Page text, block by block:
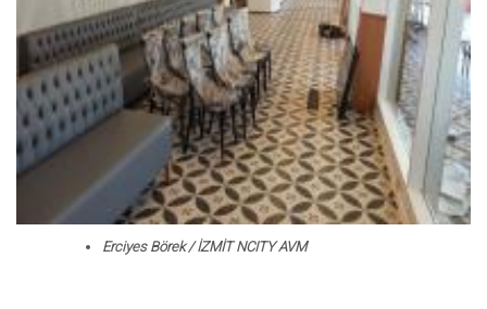
Erciyes Börek / İZMİT NCITY AVM